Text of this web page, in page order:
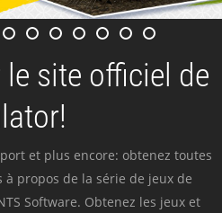
le site officiel de
et plus encore: obtenez toutes
propos de la série de jeux de
Software. Obtenez les jeux et